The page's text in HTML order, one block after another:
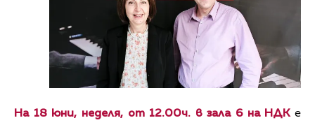
На 18 юни, неделя, от 12.00ч. в зала 6 на НДКе